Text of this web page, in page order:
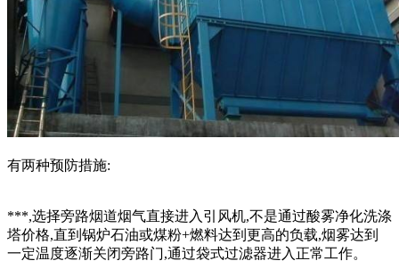
有两种预防措施:
***,选择旁路烟道烟气直接进入引风机,不是通过酸雾净化洗涤
塔价格,直到锅炉石油或煤粉+燃料达到更高的负载,烟雾达到
一定温度逐渐关闭旁路门,通过袋式过滤器进入正常工作。